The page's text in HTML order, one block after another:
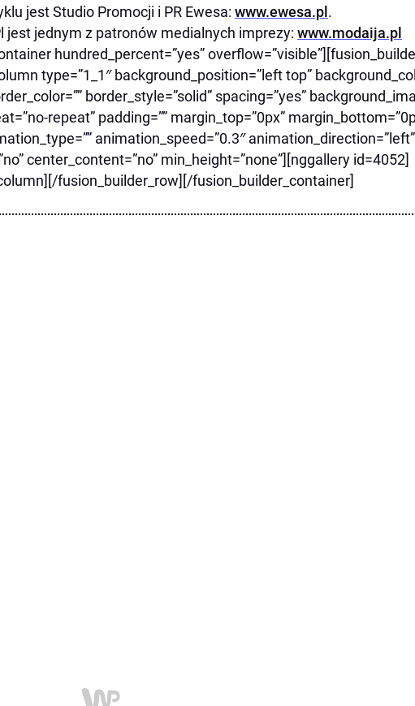
jest Studio Promocji i PR Ewesa: www.ewesa.pl .
jest jednym z patronów medialnych imprezy: www.modaija.pl
hundred_percent=”yes”
type=”1_1″ background_position=”left top”
border_style=”solid” spacing=”yes”
repeat” padding=”” margin_top=”0px”
animation_speed=”0.3″ animation_direction=”left”
center_content=”no” min_height=”none”][nggallery id=4052]
fusion_builder_row][/fusion_builder_container]